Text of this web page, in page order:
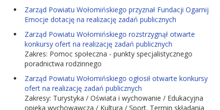
Zarząd Powiatu Wołomińskiego przyznał Fundacji Ogarnij
Emocje dotację na realizację zadań publicznych
Zarząd Powiatu Wołomińskiego rozstrzygnął otwarte
konkursy ofert na realizację zadań publicznych
Zakres: Pomoc społeczna - punkty specjalistycznego
poradnictwa rodzinnego
Zarząd Powiatu Wołomińskiego ogłosił otwarte konkursy
ofert na realizację zadań publicznych
Zakresy: Turystyka / Oświata i wychowanie / Edukacyjna
opieka wychowawcza / Kultura / Sport. Termin składania